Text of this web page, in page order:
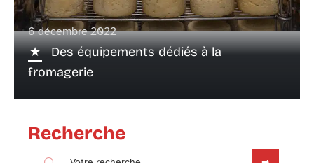
6 décembre 2022
Des équipements dédiés à la
fromagerie
Recherche